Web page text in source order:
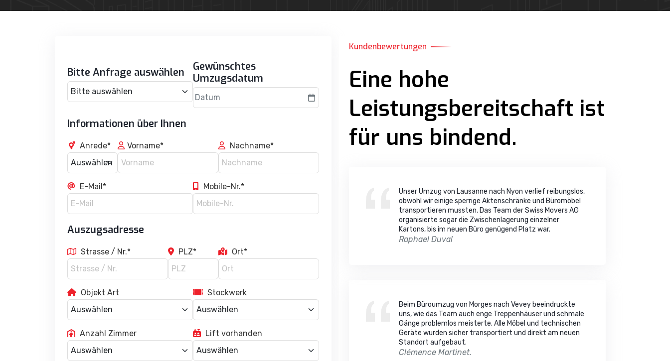
Bitte Anfrage auswählen
Gewünschtes
Umzugsdatum
Datum
Informationen über Ihnen
Anrede* Vorname* Nachname*
E-Mail* Mobile-Nr.*
Auszugsadresse
Strasse / Nr.* PLZ* Ort*
Objekt Art Stockwerk
Anzahl Zimmer Lift vorhanden
Kundenbewertungen
Eine hohe
Leistungsbereitschaft ist
für uns bindend.
Unser Umzug von Lausanne nach Nyon verlief reibungslos,
obwohl wir einige sperrige Aktenschränke und Büromöbel
transportieren mussten. Das Team der Swiss Movers AG
organisierte sogar die Zwischenlagerung einzelner
Kartons, bis im neuen Büro genügend Platz war.
Raphael Duval
Beim Büroumzug von Morges nach Vevey beeindruckte
uns, wie das Team auch enge Treppenhäuser und schmale
Gänge problemlos meisterte. Alle Möbel und technischen
Geräte wurden sicher transportiert und direkt am neuen
Standort aufgebaut.
Clémence Martinet.